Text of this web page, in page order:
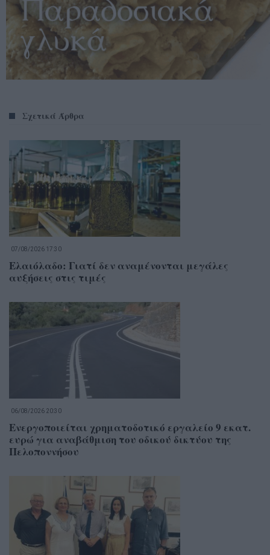
Σχετικά Άρθρα
07/08/2026 17:30
Ελαιόλαδο: Γιατί δεν αναμένονται μεγάλες
αυξήσεις στις τιμές
06/08/2026 20:30
Ενεργοποιείται χρηματοδοτικό εργαλείο 9 εκατ.
ευρώ για αναβάθμιση του οδικού δικτύου της
Πελοποννήσου